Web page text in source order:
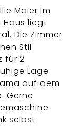
Maier im
Haus liegt
Die Zimmer
Stil
für 2
Lage
auf dem
Gerne
selbst